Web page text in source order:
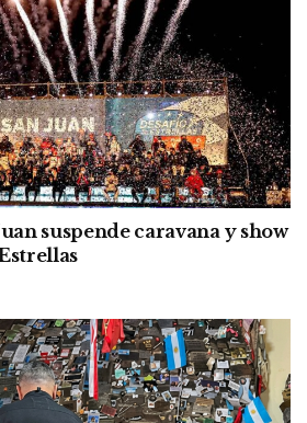
suspende caravana y show